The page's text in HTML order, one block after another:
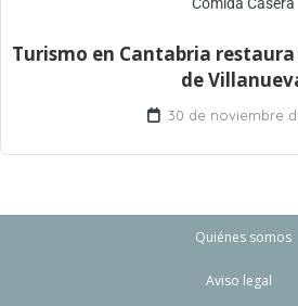
Comida Casera
Turismo en Cantabria restaura
de
30 de noviembre
Quiénes somos
Aviso legal